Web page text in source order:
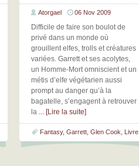
Atorgael 06 Nov 2009
Difficile de faire son boulot de
privé dans un monde où
grouillent elfes, trolls et créatures
variées. Garrett et ses acolytes,
un Homme-Mort omniscient et un
métis d’elfe végétarien aussi
prompt au danger qu’à la
bagatelle, s’engagent à retrouver
la ... [Lire la suite]
Fantasy, Garrett Glen Cook Livre